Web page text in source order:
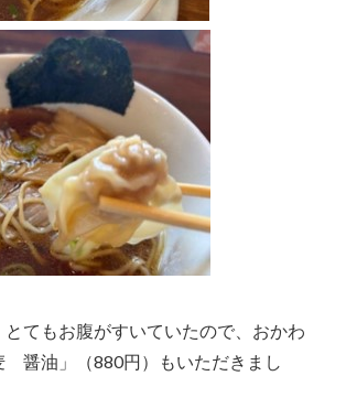
てもお腹がすいていたので、おかわ
醤油」（880円）もいただきまし